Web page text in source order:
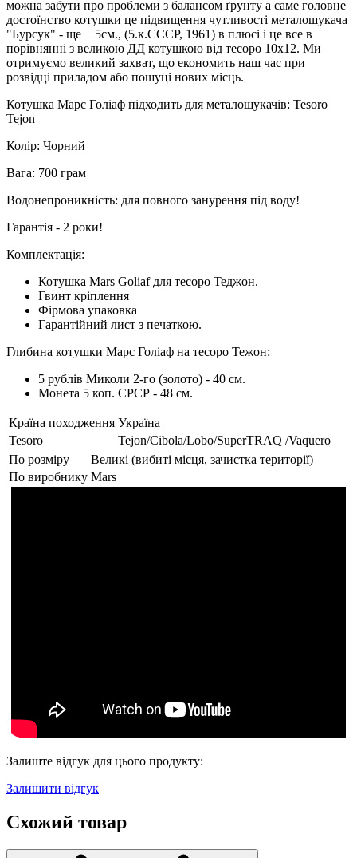
можна забути про проблеми з балансом ґрунту а саме головне
достоїнство котушки це підвищення чутливості металошукача
"Бурсук" - ще + 5см., (5.к.СССР, 1961) в плюсі ​​і це все в
порівнянні з великою ДД котушкою від тесоро 10х12. Ми
отримуємо великий захват, що економить наш час при
розвідці приладом або пошуці нових місць.
Котушка Марс Голіаф підходить для металошукачів: Tesoro
Tejon
Колір: Чорний
Вага: 700 грам
Водонепроникність: для повного занурення під воду!
Гарантія - 2 роки!
Комплектація:
Котушка Mars Goliaf для тесоро Теджон.
Гвинт кріплення
Фірмова упаковка
Гарантійний лист з печаткою.
Глибина котушки Марс Голіаф на тесоро Тежон:
5 рублів Миколи 2-го (золото) - 40 см.
Монета 5 коп. СРСР - 48 см.
Країна походження Україна
Tesoro
Tejon/Cibola/Lobo/SuperTRAQ /Vaquero
По розміру
Великі (вибиті місця, зачистка території)
По виробнику Mars
Залиште відгук для цього продукту:
Залишити відгук
Схожий товар